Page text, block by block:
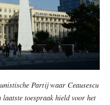
Partij waar Ceausescu
toespraak hield voor het